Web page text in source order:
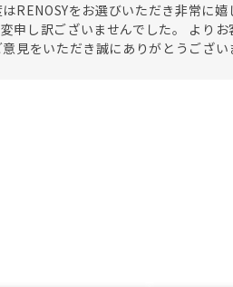
RENOSYをお選びいただき非常に
申し訳ございませんでした。 より
見をいただき誠にありがとうござい